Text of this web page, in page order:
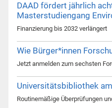
DAAD fördert jährlich
Masterstudiengang
Finanzierung bis 2032 verlängert
Wie Bürger*innen
Jetzt anmelden zum sechsten
Universitätsbibliothek
Routinemäßige Überprüfungen